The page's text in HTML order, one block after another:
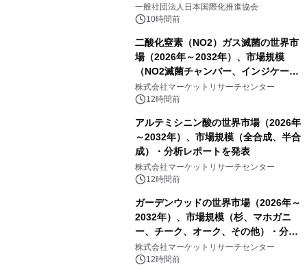
一般社団法人日本国際化推進協会
10時間前
二酸化窒素（NO2）ガス滅菌の世界市
場（2026年～2032年）、市場規模
（NO2滅菌チャンバー、インジケータ
ーおよびモニタリングシステム、その
他）・分析レポートを発表
株式会社マーケットリサーチセンター
12時間前
アルテミシニン酸の世界市場（2026年
～2032年）、市場規模（全合成、半合
成）・分析レポートを発表
株式会社マーケットリサーチセンター
12時間前
ガーデンウッドの世界市場（2026年～
2032年）、市場規模（杉、マホガニ
ー、チーク、オーク、その他）・分析
レポートを発表
株式会社マーケットリサーチセンター
12時間前